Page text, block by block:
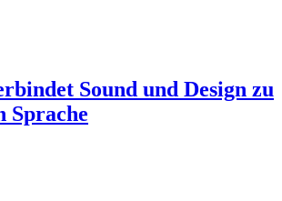
Sound und Design zu
Sprache